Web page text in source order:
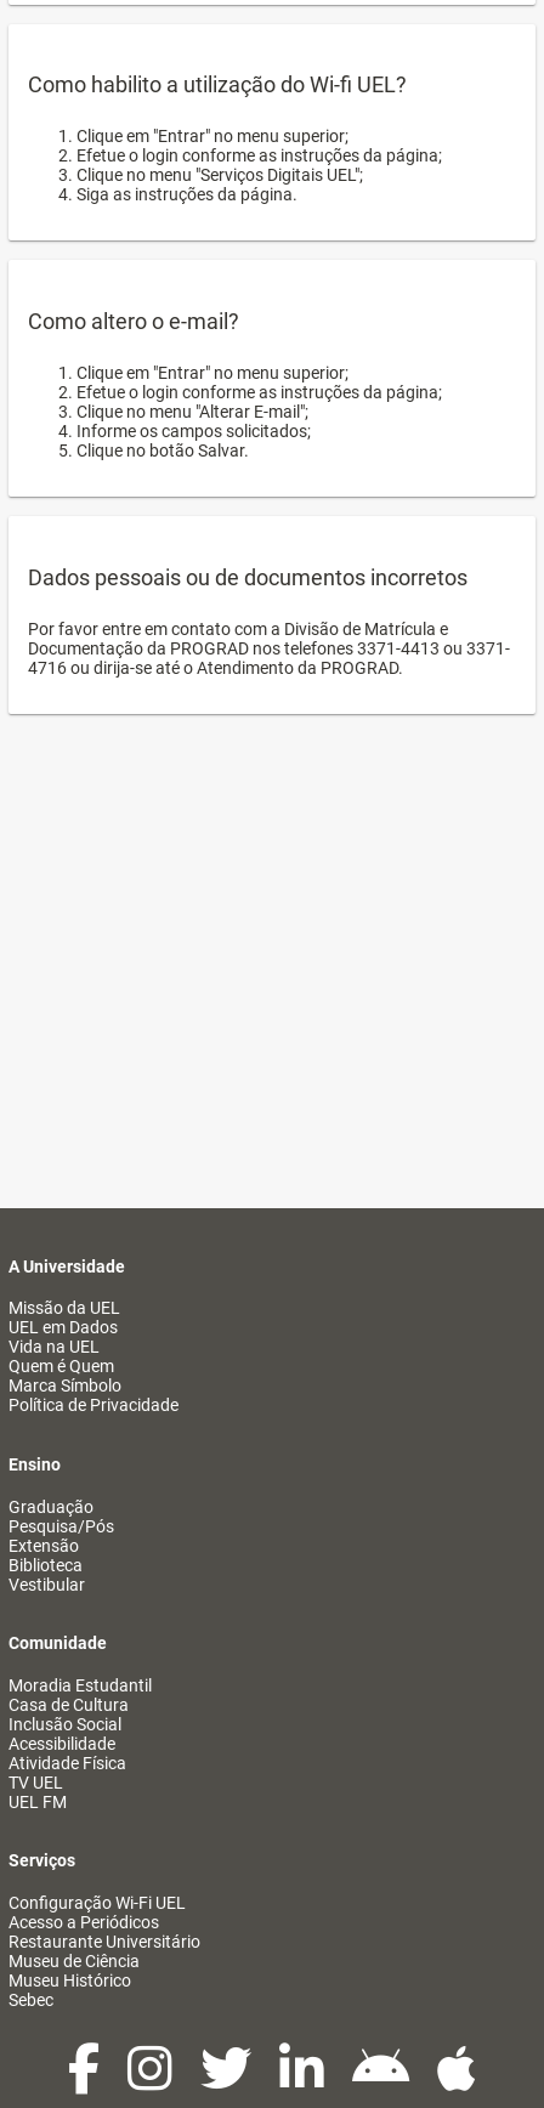
Como habilito a utilização do Wi-fi UEL?
Clique em "Entrar" no menu superior;
Efetue o login conforme as instruções da página;
Clique no menu "Serviços Digitais UEL";
Siga as instruções da página.
Como altero o e-mail?
Clique em "Entrar" no menu superior;
Efetue o login conforme as instruções da página;
Clique no menu "Alterar E-mail";
Informe os campos solicitados;
Clique no botão Salvar.
Dados pessoais ou de documentos incorretos
Por favor entre em contato com a Divisão de Matrícula e
Documentação da PROGRAD nos telefones 3371-4413 ou 3371-
4716 ou dirija-se até o Atendimento da PROGRAD.
A Universidade
Missão da UEL
UEL em Dados
Vida na UEL
Quem é Quem
Marca Símbolo
Política de Privacidade
Ensino
Graduação
Pesquisa/Pós
Extensão
Biblioteca
Vestibular
Comunidade
Moradia Estudantil
Casa de Cultura
Inclusão Social
Acessibilidade
Atividade Física
TV UEL
UEL FM
Serviços
Configuração Wi-Fi UEL
Acesso a Periódicos
Restaurante Universitário
Museu de Ciência
Museu Histórico
Sebec